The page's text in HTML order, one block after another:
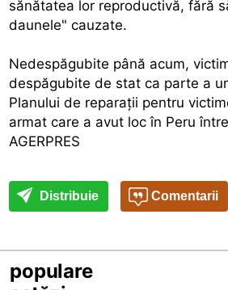
sănătatea lor reproductivă, fără
daunele" cauzate.
Nedespăgubite până acum,
despăgubite de stat ca parte a
Planului de reparaţii pentru
armat care a avut loc în Peru
AGERPRES
Distribuie Comentarii
populare